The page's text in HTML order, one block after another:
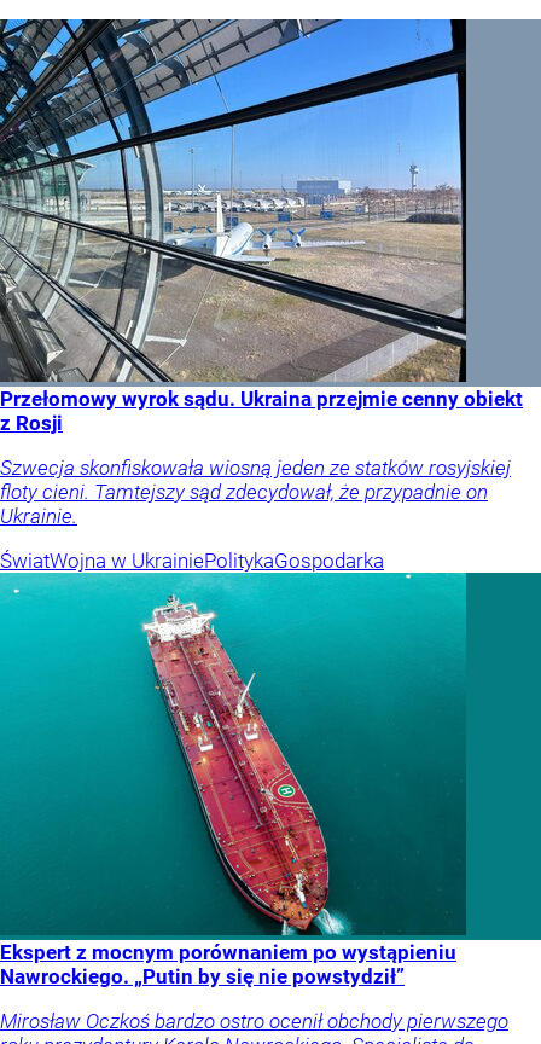
Przełomowy wyrok sądu. Ukraina przejmie cenny obiekt
z Rosji
Szwecja skonfiskowała wiosną jeden ze statków rosyjskiej
floty cieni. Tamtejszy sąd zdecydował, że przypadnie on
Ukrainie.
ŚwiatWojna w UkrainiePolitykaGospodarka
Ekspert z mocnym porównaniem po wystąpieniu
Nawrockiego. „Putin by się nie powstydził”
Mirosław Oczkoś bardzo ostro ocenił obchody pierwszego